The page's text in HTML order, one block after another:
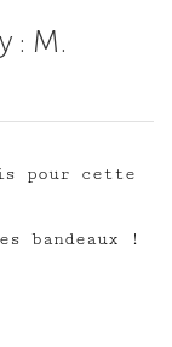
: M.
pour cette
bandeaux !